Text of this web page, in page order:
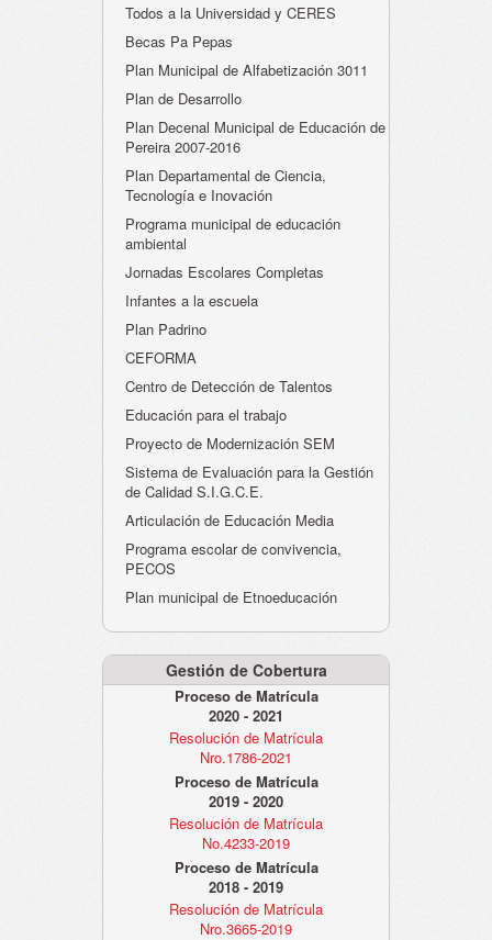
Todos a la Universidad y CERES
Becas Pa Pepas
Plan Municipal de Alfabetización 3011
Plan de Desarrollo
Plan Decenal Municipal de Educación de
Pereira 2007-2016
Plan Departamental de Ciencia,
Tecnología e Inovación
Programa municipal de educación
ambiental
Jornadas Escolares Completas
Infantes a la escuela
Plan Padrino
CEFORMA
Centro de Detección de Talentos
Educación para el trabajo
Proyecto de Modernización SEM
Sistema de Evaluación para la Gestión
de Calidad S.I.G.C.E.
Articulación de Educación Media
Programa escolar de convivencia,
PECOS
Plan municipal de Etnoeducación
Gestión de Cobertura
Proceso de Matrícula
2020 - 2021
Resolución de Matrícula
Nro.1786-2021
Proceso de Matrícula
2019 - 2020
Resolución de Matrícula
No.4233-2019
Proceso de Matrícula
2018 - 2019
Resolución de Matrícula
Nro.3665-2019